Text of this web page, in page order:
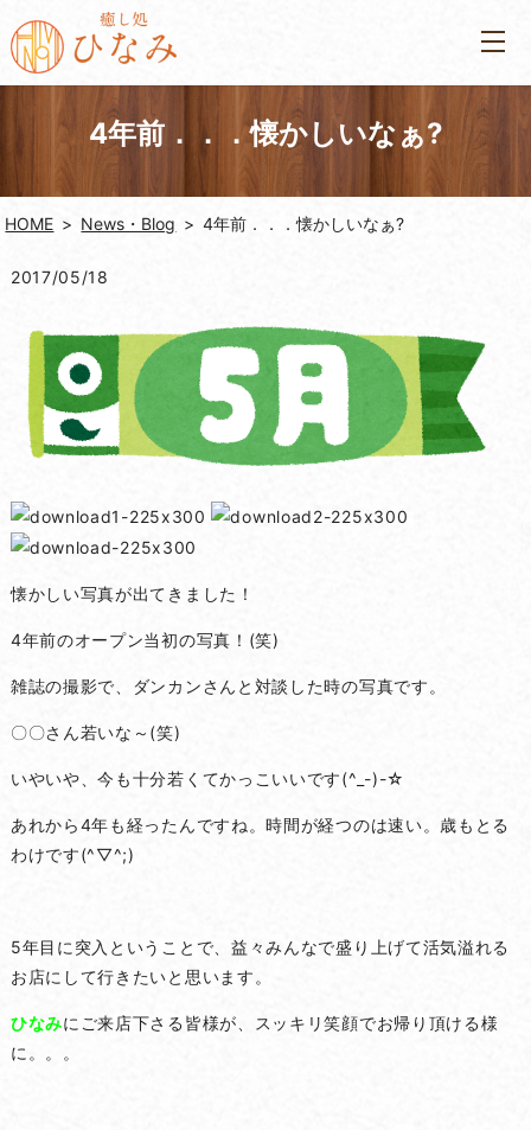
4年前．．．懐かしいなぁ?
HOME News・Blog 4年前．．．懐かしいなぁ?
2017/05/18
懐かしい写真が出てきました！
4年前のオープン当初の写真！(笑)
雑誌の撮影で、ダンカンさんと対談した時の写真です。
〇〇さん若いな～(笑)
いやいや、今も十分若くてかっこいいです(^_-)-☆
あれから4年も経ったんですね。時間が経つのは速い。歳もとる
わけです(^▽^;)
5年目に突入ということで、益々みんなで盛り上げて活気溢れる
お店にして行きたいと思います。
ひなみにご来店下さる皆様が、スッキリ笑顔でお帰り頂ける様
に。。。